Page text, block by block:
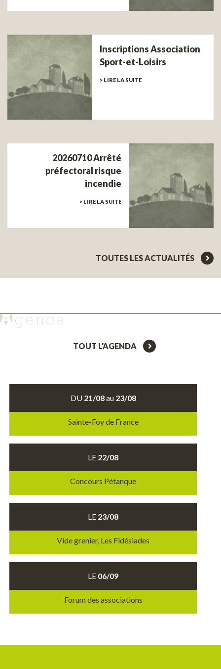
Inscriptions Association
Sport-et-Loisirs
> LIRE LA SUITE
20260710 Arrêté
préfectoral risque
incendie
> LIRE LA SUITE
TOUTES LES ACTUALITÉS
TOUT L'AGENDA
DU 21/08au 23/08
Sainte-Foy de France
LE 22/08
Concours Pétanque
LE 23/08
Vide grenier, Les Fidésiades
LE 06/09
Forum des associations